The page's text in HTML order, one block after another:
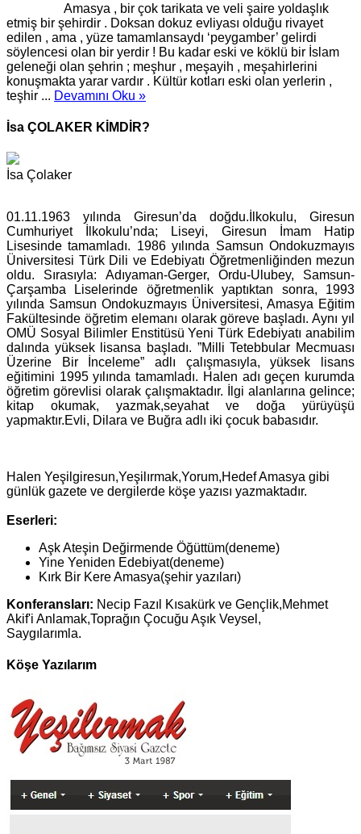
Amasya , bir çok tarikata ve veli şaire yoldaşlık
etmiş bir şehirdir . Doksan dokuz evliyası olduğu rivayet
edilen , ama , yüze tamamlansaydı ‘peygamber’ gelirdi
söylencesi olan bir yerdir ! Bu kadar eski ve köklü bir İslam
geleneği olan şehrin ; meşhur , meşayih , meşahirlerini
konuşmakta yarar vardır . Kültür kotları eski olan yerlerin ,
teşhir ... Devamını Oku »
İsa ÇOLAKER KİMDİR?
İsa Çolaker
01.11.1963 yılında Giresun’da doğdu.İlkokulu, Giresun
Cumhuriyet İlkokulu’nda; Liseyi, Giresun İmam Hatip
Lisesinde tamamladı. 1986 yılında Samsun Ondokuzmayıs
Üniversitesi Türk Dili ve Edebiyatı Öğretmenliğinden mezun
oldu. Sırasıyla: Adıyaman-Gerger, Ordu-Ulubey, Samsun-
Çarşamba Liselerinde öğretmenlik yaptıktan sonra, 1993
yılında Samsun Ondokuzmayıs Üniversitesi, Amasya Eğitim
Fakültesinde öğretim elemanı olarak göreve başladı. Aynı yıl
OMÜ Sosyal Bilimler Enstitüsü Yeni Türk Edebiyatı anabilim
dalında yüksek lisansa başladı. ”Milli Tetebbular Mecmuası
Üzerine Bir İnceleme” adlı çalışmasıyla, yüksek lisans
eğitimini 1995 yılında tamamladı. Halen adı geçen kurumda
öğretim görevlisi olarak çalışmaktadır. İlgi alanlarına gelince;
kitap okumak, yazmak,seyahat ve doğa yürüyüşü
yapmaktır.Evli, Dilara ve Buğra adlı iki çocuk babasıdır.
Halen Yeşilgiresun,Yeşilırmak,Yorum,Hedef Amasya gibi
günlük gazete ve dergilerde köşe yazısı yazmaktadır.
Eserleri:
Aşk Ateşin Değirmende Öğüttüm(deneme)
Yine Yeniden Edebiyat(deneme)
Kırk Bir Kere Amasya(şehir yazıları)
Konferansları: Necip Fazıl Kısakürk ve Gençlik,Mehmet
Akif'i Anlamak,Toprağın Çocuğu Aşık Veysel,
Saygılarımla.
Köşe Yazılarım